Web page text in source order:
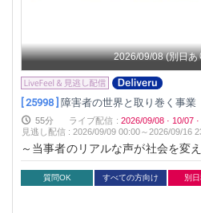
2026/09/08 (別日あ
[ 25998 ] 障害者の世界と取り巻く事業
55分 ライブ配信 : 2026/09/08 · 10/07 ·
見逃し配信 :2026/09/09 00:00～2026/09/16
～当事者のリアルな声が社会を変
生きる未来を創造する～
質問OK すべての方向け 別